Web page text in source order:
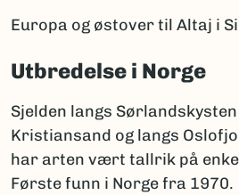
Europa og østover til Altaj i
Utbredelse i Norge
Sjelden langs
Kristiansand og langs
har arten vært tallrik på
Første funn i Norge fra 1970.